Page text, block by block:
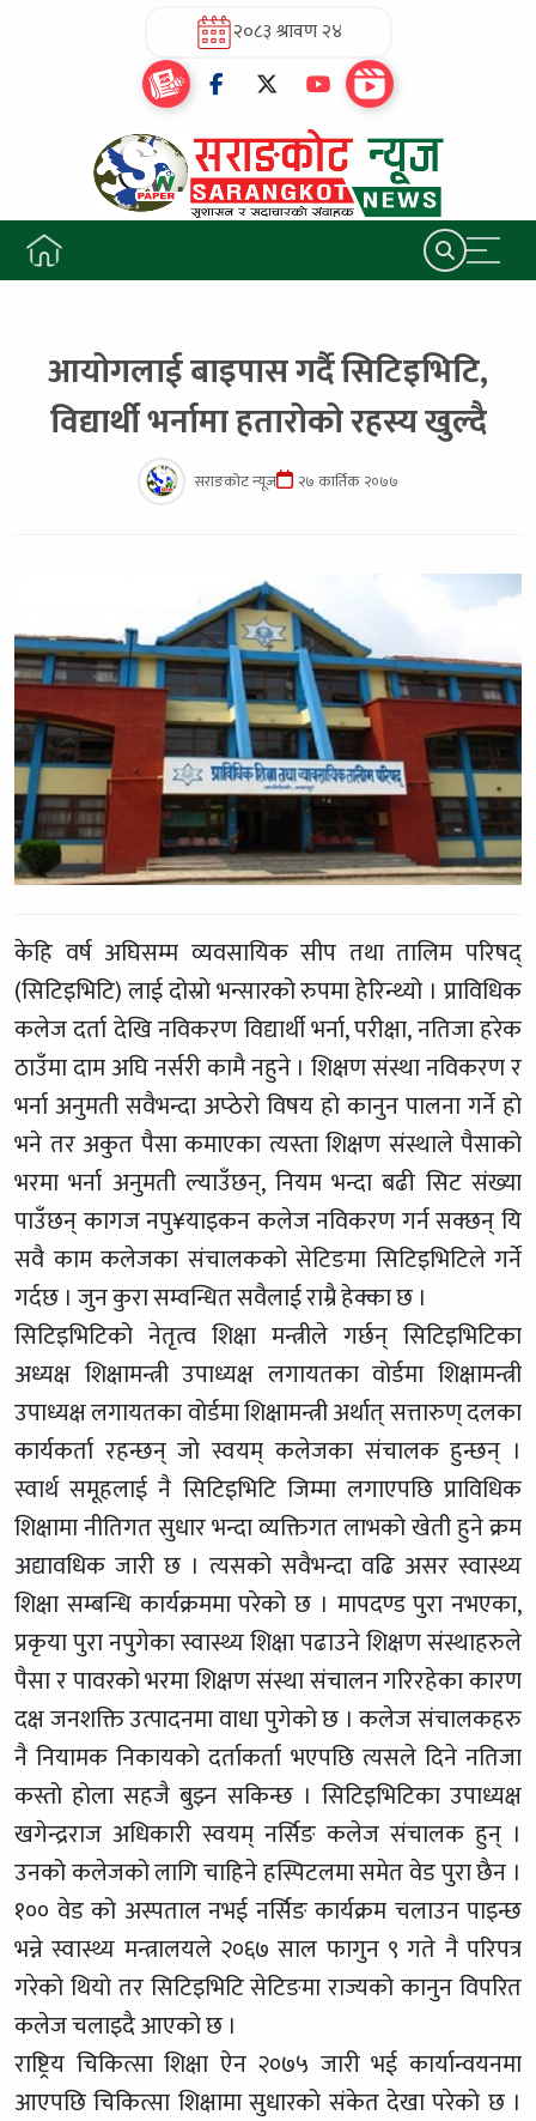
२०८३ श्रावण २४
आयोगलाई बाइपास गर्दै सिटिइभिटि,
विद्यार्थी भर्नामा हतारोको रहस्य खुल्दै
सराङकोट न्यूज २७ कार्तिक २०७७
केहि वर्ष अघिसम्म व्यवसायिक सीप तथा तालिम परिषद्
(सिटिइभिटि) लाई दोस्रो भन्सारको रुपमा हेरिन्थ्यो । प्राविधिक
कलेज दर्ता देखि नविकरण विद्यार्थी भर्ना, परीक्षा, नतिजा हरेक
ठाउँमा दाम अघि नर्सरी कामै नहुने । शिक्षण संस्था नविकरण र
भर्ना अनुमती सवैभन्दा अप्ठेरो विषय हो कानुन पालना गर्ने हो
भने तर अकुत पैसा कमाएका त्यस्ता शिक्षण संस्थाले पैसाको
भरमा भर्ना अनुमती ल्याउँछन्, नियम भन्दा बढी सिट संख्या
पाउँछन् कागज नपु¥याइकन कलेज नविकरण गर्न सक्छन् यि
सवै काम कलेजका संचालकको सेटिङमा सिटिइभिटिले गर्ने
गर्दछ । जुन कुरा सम्वन्धित सवैलाई राम्रै हेक्का छ ।
सिटिइभिटिको नेतृत्व शिक्षा मन्त्रीले गर्छन् सिटिइभिटिका
अध्यक्ष शिक्षामन्त्री उपाध्यक्ष लगायतका वोर्डमा शिक्षामन्त्री
उपाध्यक्ष लगायतका वोर्डमा शिक्षामन्त्री अर्थात् सत्तारुण् दलका
कार्यकर्ता रहन्छन् जो स्वयम् कलेजका संचालक हुन्छन् ।
स्वार्थ समूहलाई नै सिटिइभिटि जिम्मा लगाएपछि प्राविधिक
शिक्षामा नीतिगत सुधार भन्दा व्यक्तिगत लाभको खेती हुने क्रम
अद्यावधिक जारी छ । त्यसको सवैभन्दा वढि असर स्वास्थ्य
शिक्षा सम्बन्धि कार्यक्रममा परेको छ । मापदण्ड पुरा नभएका,
प्रकृया पुरा नपुगेका स्वास्थ्य शिक्षा पढाउने शिक्षण संस्थाहरुले
पैसा र पावरको भरमा शिक्षण संस्था संचालन गरिरहेका कारण
दक्ष जनशक्ति उत्पादनमा वाधा पुगेको छ । कलेज संचालकहरु
नै नियामक निकायको दर्ताकर्ता भएपछि त्यसले दिने नतिजा
कस्तो होला सहजै बुझ्न सकिन्छ । सिटिइभिटिका उपाध्यक्ष
खगेन्द्रराज अधिकारी स्वयम् नर्सिङ कलेज संचालक हुन् ।
उनको कलेजको लागि चाहिने हस्पिटलमा समेत वेड पुरा छैन ।
१०० वेड को अस्पताल नभई नर्सिङ कार्यक्रम चलाउन पाइन्छ
भन्ने स्वास्थ्य मन्त्रालयले २०६७ साल फागुन ९ गते नै परिपत्र
गरेको थियो तर सिटिइभिटि सेटिङमा राज्यको कानुन विपरित
कलेज चलाइदै आएको छ ।
राष्ट्रिय चिकित्सा शिक्षा ऐन २०७५ जारी भई कार्यान्वयनमा
आएपछि चिकित्सा शिक्षामा सुधारको संकेत देखा परेको छ ।